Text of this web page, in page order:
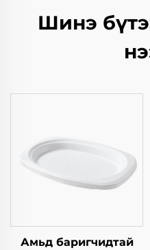
Шинэ
Амьд баригчидтай